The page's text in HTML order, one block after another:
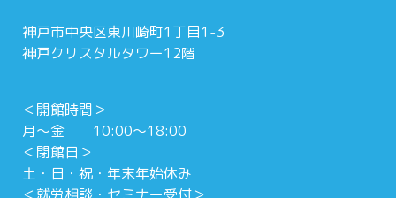
神戸市中央区東川崎町1丁目1-3
神戸クリスタルタワー12階
＜開館時間＞
月～金 10:00～18:00
＜閉館日＞
土・日・祝・年末年始休み